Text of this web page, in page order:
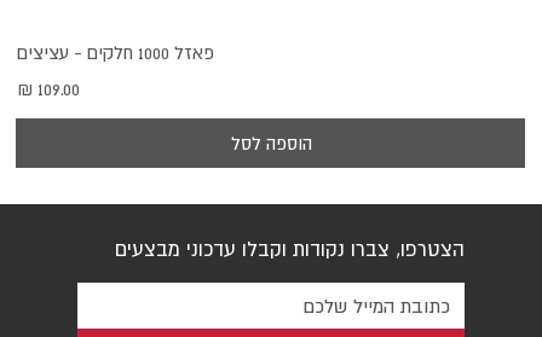
פאזל 1000 חלקים - עציצים
מחיר
הוספה לסל
הצטרפו, צברו נקודות וקבלו עדכוני מבצעים